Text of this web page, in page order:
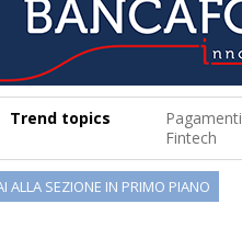
Trend topics Pagamenti
Fintech
ALLA SEZIONE IN PRIMO PIANO